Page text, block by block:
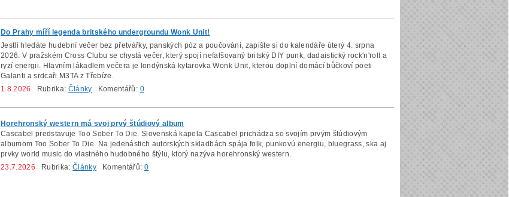
Do Prahy míří legenda britského undergroundu Wonk Unit!
Jestli hledáte hudební večer bez přetvářky, panských póz a poučování, zapište si do kalendáře úterý 4. srpna
2026. V pražském Cross Clubu se chystá večer, který spojí nefalšovaný britský DIY punk, dadaistický rock'n'roll a
ryzí energii. Hlavním lákadlem večera je londýnská kytarovka Wonk Unit, kterou doplní domácí bůčkoví poeti
Galanti a srdcaři M3TA z Třebíze.
1.8.2026
Rubrika: Články Komentářů: 0
Horehronský western má svoj prvý štúdiový album
Cascabel predstavuje Too Sober To Die. Slovenská kapela Cascabel prichádza so svojím prvým štúdiovým
albumom Too SoberTo Die. Na jedenástich autorských skladbách spája folk, punkovú energiu, bluegrass, ska aj
prvky world music do vlastného hudobného štýlu, ktorý nazýva horehronský western.
23.7.2026 Rubrika:Články Komentářů: 0